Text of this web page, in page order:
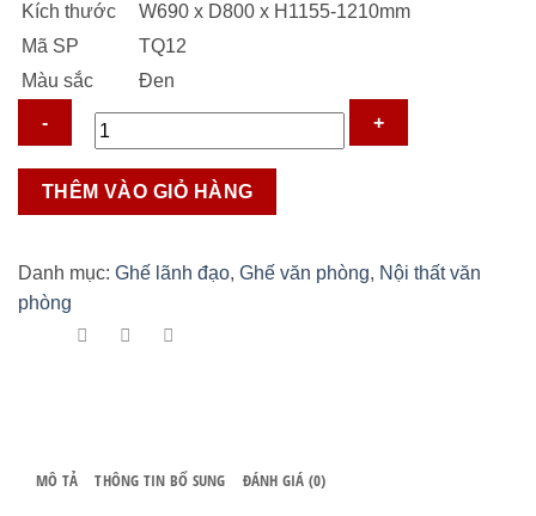
Kích thước
W690 x D800 x H1155-1210mm
Mã SP
TQ12
Màu sắc
Đen
Ghế
TQ12
lượng
THÊM VÀO GIỎ HÀNG
Danh mục: Ghế lãnh đạo, Ghế văn phòng, Nội thất văn
phòng
MÔ TẢ THÔNG TIN BỔ SUNG ĐÁNH GIÁ (0)